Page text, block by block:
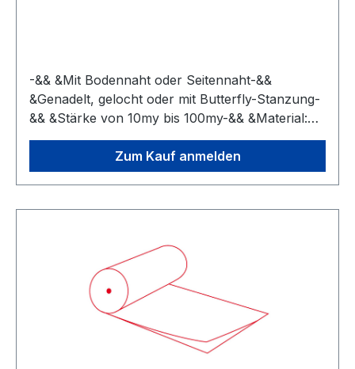
-&& &Mit Bodennaht oder Seitennaht-&&
&Genadelt, gelocht oder mit Butterfly-Stanzung-
&& &Stärke von 10my bis 100my-&& &Material:
LDPE, MDPE, LLDPE, Regenarte
Zum Kauf anmelden